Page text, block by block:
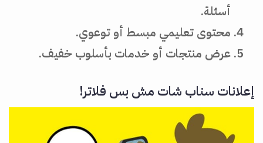
أسئلة.
محتوى تعليمي مبسط أو توعوي.
عرض منتجات أو خدمات بأسلوب خفيف.
إعلانات سناب شات مش بس فلاتر!